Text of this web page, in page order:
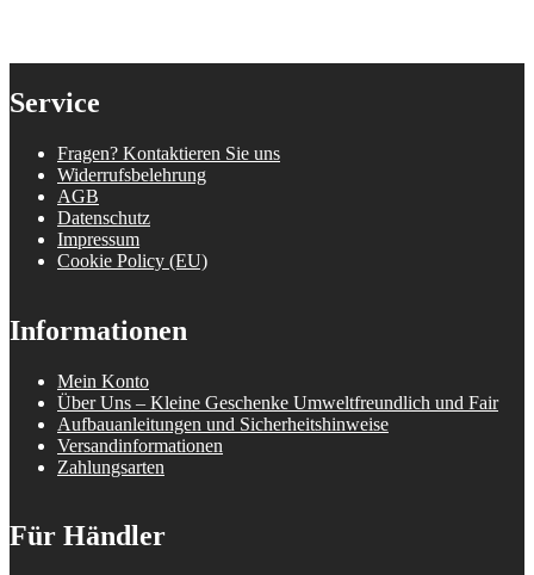
Service
Fragen? Kontaktieren Sie uns
Widerrufsbelehrung
AGB
Datenschutz
Impressum
Cookie Policy (EU)
Informationen
Mein Konto
Über Uns – Kleine Geschenke Umweltfreundlich und Fair
Aufbauanleitungen und Sicherheitshinweise
Versandinformationen
Zahlungsarten
Für Händler